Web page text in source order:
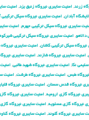
زرند, امنیت سایبری نیروگاه زنبق یزد, امنیت
آبادان, امنیت سایبری نیروگاه سیکل ترکیبی
سایبری نیروگاه سیکل ترکیبی جهرم, امنیت
دالاهو, امنیت سایبری نیروگاه سیکل ترکیبی شیرکوه
نیروگاه سیکل ترکیبی کاشان, امنیت سایبری
, امنیت سایبری نیروگاه شازند, امنیت سایبری
نکا, امنیت سایبری نیروگاه شهید طالبی,
طبس, امنیت سایبری نیروگاه طرشت, امنیت
نیروگاه قدس سمنان, امنیت سایبری نیروگاه
نیروگاه گازی ارومیه, امنیت سایبری نیروگاه
نیروگاه گازی عسلویه, امنیت سایبری نیروگاه
سایبری نیروگاه گتوند, امنیت سایبری نیروگاه